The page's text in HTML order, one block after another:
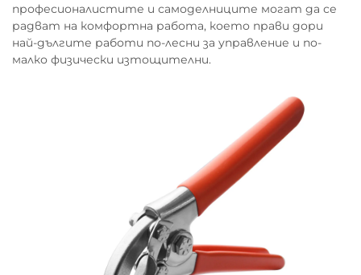
професионалистите и самоделниците могат да се
радват на комфортна работа, което прави дори
най-дългите работи по-лесни за управление и по-
малко физически изтощителни.